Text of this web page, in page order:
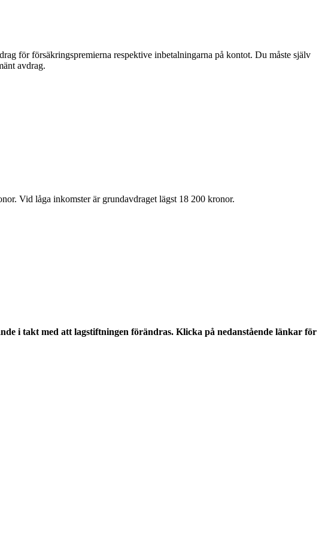
för försäkringspremierna respektive inbetalningarna på kontot. Du måste själv
avdrag.
Vid låga inkomster är grundavdraget lägst 18 200 kronor.
i takt med att lagstiftningen förändras. Klicka på nedanstående länkar för